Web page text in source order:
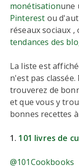
monétisationune
Pinterest ou
réseaux sociaux
tendances des
La liste est
n'est pas
trouverez de
et que vous y
bonnes recettes
1. 101 livres de
@101Cookbooks